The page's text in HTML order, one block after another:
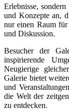
Erlebnisse,
und Konzepte an,
nur einen Raum
und Diskussion.
Besucher der
inspirierende
Neugierige
Galerie bietet
und
die Welt der
zu entdecken.